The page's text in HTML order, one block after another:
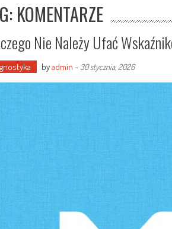
KOMENTARZE
Nie Należy Ufać
byadmin - 30 stycznia, 2026